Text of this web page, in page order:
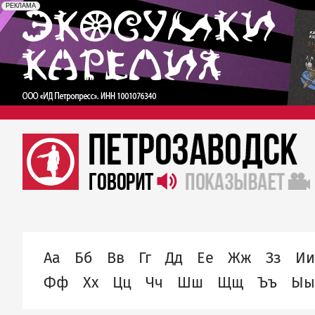
erid: 2SDnjc7Vuzm
РЕКЛАМА
Реклама
alphabet
Аа Бб Вв Гг Дд Ее Жж Зз Ии
Фф
Хх Цц Чч Шш Щщ Ъъ Ыы